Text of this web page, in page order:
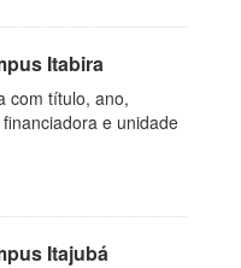
Itabira
com título, ano,
e unidade
Itajubá